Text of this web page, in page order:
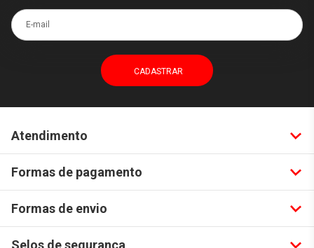
E-mail
Atendimento
Formas de pagamento
Formas de envio
Selos de segurança